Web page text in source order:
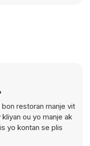
restoran manje vit
ou yo manje ak
yo kontan se plis